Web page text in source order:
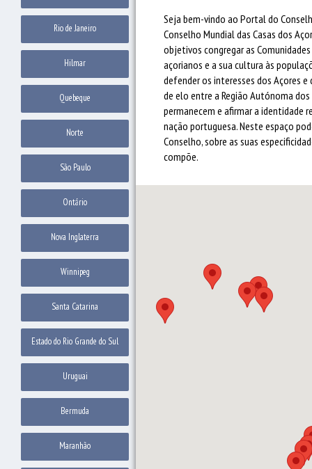
Rio de Janeiro
Hilmar
Quebeque
Norte
São Paulo
Ontário
Nova Inglaterra
Winnipeg
Santa Catarina
Estado do Rio Grande do Sul
Uruguai
Bermuda
Maranhão
Seja bem-vindo ao Portal do
Conselho Mundial das Casas dos
objetivos congregar as
açorianos e a sua cultura às
defender os interesses dos Açores
de elo entre a Região Autónoma
permanecem e afirmar a identidade
nação portuguesa. Neste espaço
Conselho, sobre as suas
compõe.